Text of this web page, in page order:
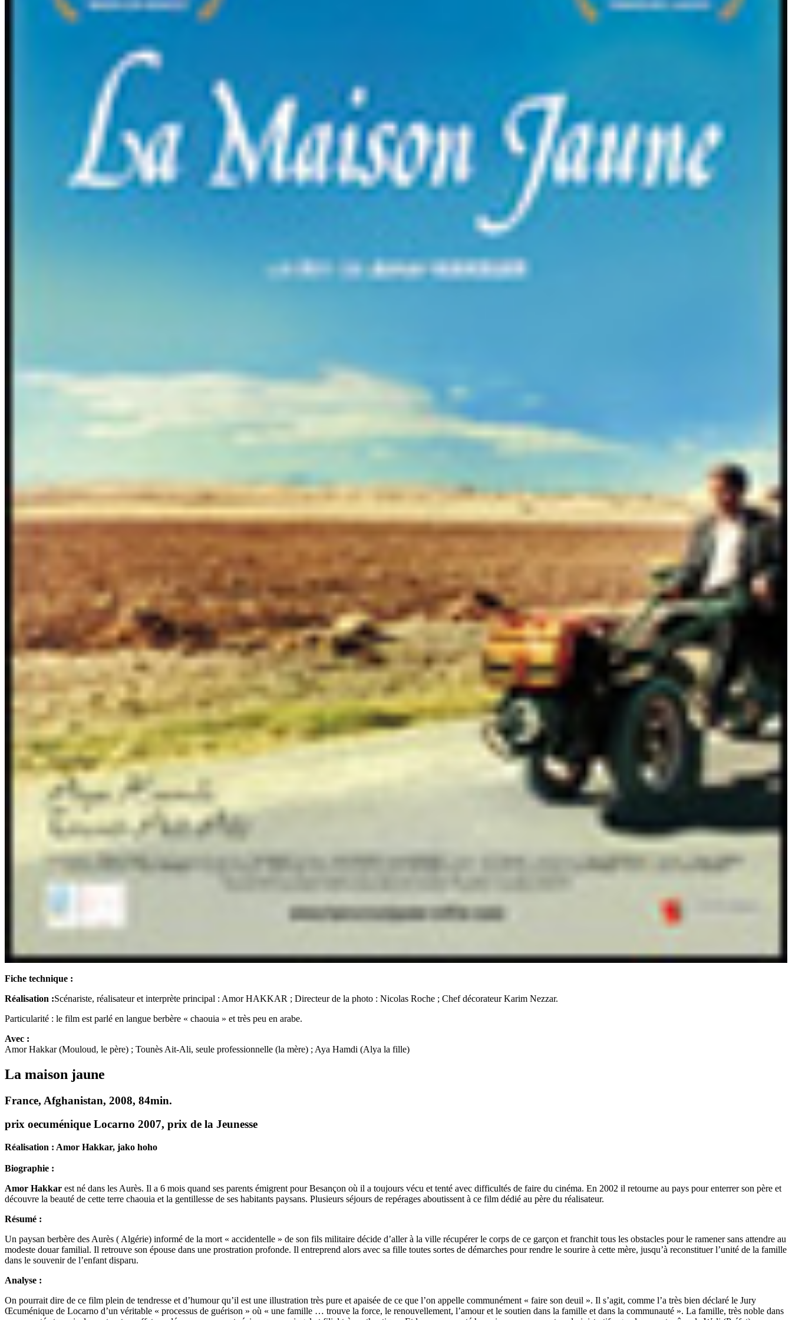
Fiche technique :
Réalisation :Scénariste, réalisateur et interprète principal : Amor HAKKAR ; Directeur de la photo : Nicolas Roche ; Chef décorateur Karim Nezzar.
Particularité : le film est parlé en langue berbère « chaouia » et très peu en arabe.
Avec :
Amor Hakkar (Mouloud, le père) ; Tounès Ait-Ali, seule professionnelle (la mère) ; Aya Hamdi (Alya la fille)
La maison jaune
France, Afghanistan, 2008, 84min.
prix oecuménique Locarno 2007, prix de la Jeunesse
Réalisation : Amor Hakkar, jako hoho
Biographie :
Amor Hakkar est né dans les Aurès. Il a 6 mois quand ses parents émigrent pour Besançon où il a toujours vécu et tenté avec difficultés de faire du cinéma. En 2002 il retourne au pays pour enterrer son père et
découvre la beauté de cette terre chaouia et la gentillesse de ses habitants paysans. Plusieurs séjours de repérages aboutissent à ce film dédié au père du réalisateur.
Résumé :
Un paysan berbère des Aurès ( Algérie) informé de la mort « accidentelle » de son fils militaire décide d’aller à la ville récupérer le corps de ce garçon et franchit tous les obstacles pour le ramener sans attendre au
modeste douar familial. Il retrouve son épouse dans une prostration profonde. Il entreprend alors avec sa fille toutes sortes de démarches pour rendre le sourire à cette mère, jusqu’à reconstituer l’unité de la famille
dans le souvenir de l’enfant disparu.
Analyse :
On pourrait dire de ce film plein de tendresse et d’humour qu’il est une illustration très pure et apaisée de ce que l’on appelle communément « faire son deuil ». Il s’agit, comme l’a très bien déclaré le Jury
Œcuménique de Locarno d’un véritable « processus de guérison » où « une famille … trouve la force, le renouvellement, l’amour et le soutien dans la famille et dans la communauté ». La famille, très noble dans